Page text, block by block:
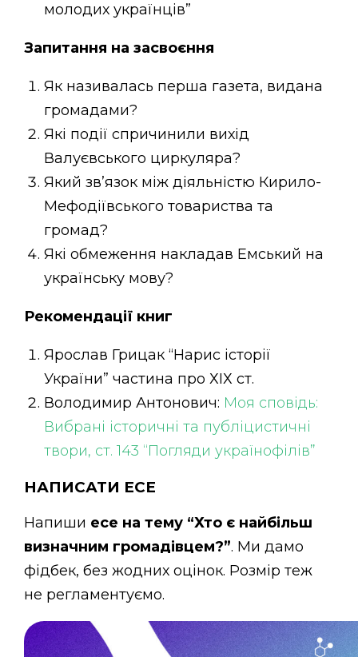
молодих українців”
Запитання на засвоєння
Як називалась перша газета, видана
громадами?
Які події спричинили вихід
Валуєвського циркуляра?
Який зв’язок між діяльністю Кирило-
Мефодіївського товариства та
громад?
Які обмеження накладав Емський на
українську мову?
Рекомендації книг
Ярослав Грицак “Нарис історії
України” частина про ХІХ ст.
Володимир Антонович: Моя сповідь:
Вибрані історичні та публіцистичні
твори, ст. 143 “Погляди українофілів”
НАПИСАТИ ЕСЕ
Напиши есе на тему “Хто є найбільш
визначним громадівцем?”. Ми дамо
фідбек, без жодних оцінок. Розмір теж
не регламентуємо.